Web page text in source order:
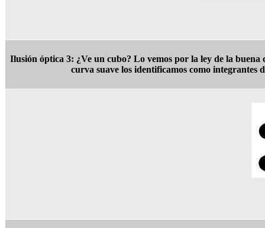
Ilusión óptica 3: ¿Ve un cubo? Lo vemos por la ley de la buena
curva suave los identificamos como integrantes